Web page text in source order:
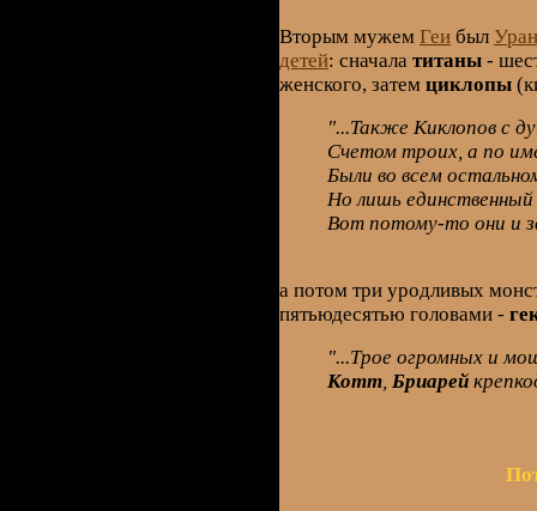
Вторым мужем Геи был Уран
детей: сначала титаны -
женского, затем циклопы
"...Также Киклопов с
Счетом троих, а по
Были во всем
Но лишь единственный
Вот потому-то они и
а потом три уродливых
пятьюдесятью головами -
"...Трое огромных и
Котт, Бриарей